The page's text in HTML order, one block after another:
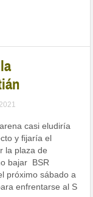
casi eludiría
y fijaría el
la plaza de
bajar BSR
próximo sábado a
enfrentarse al S